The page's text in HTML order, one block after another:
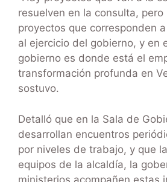
resuelven en la consulta, pero
proyectos que corresponden
al ejercicio del gobierno, y en
gobierno es donde está el
transformación profunda en
sostuvo.
Detalló que en la Sala de
desarrollan encuentros
por niveles de trabajo, y que
equipos de la alcaldía, la
ministerios acompañen estas